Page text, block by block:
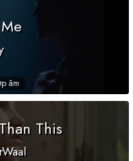
âm
This